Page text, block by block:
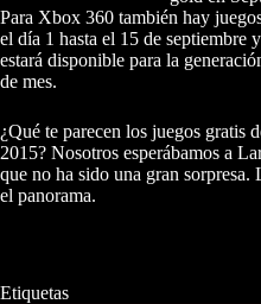
Para Xbox 360 también hay
el día 1 hasta el 15 de septiembre
estará disponible para la
de mes.
¿Qué te parecen los juegos gratis
2015? Nosotros esperábamos a
que no ha sido una gran
el panorama.
Etiquetas